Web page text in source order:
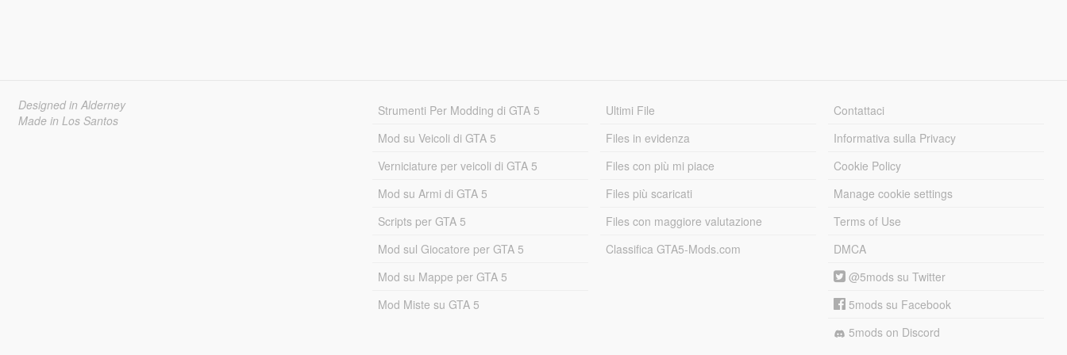
Designed in Alderney
Made in Los Santos
Strumenti Per Modding di GTA 5
Mod su Veicoli di GTA 5
Verniciature per veicoli di GTA 5
Mod su Armi di GTA 5
Scripts per GTA 5
Mod sul Giocatore per GTA 5
Mod su Mappe per GTA 5
Mod Miste su GTA 5
Ultimi File
Files in evidenza
Files con più mi piace
Files più scaricati
Files con maggiore valutazione
Classifica GTA5-Mods.com
Contattaci
Informativa sulla Privacy
Cookie Policy
Manage cookie settings
Terms of Use
DMCA
@5mods su Twitter
5mods su Facebook
5mods on Discord